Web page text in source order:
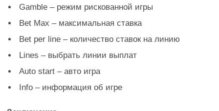
Gamble – режим рискованной игры
Bet Max – максимальная ставка
Bet per line – количество ставок на линию
Lines – выбрать линии выплат
Auto start – авто игра
Info – информация об игре